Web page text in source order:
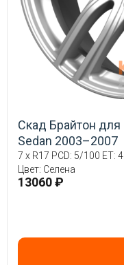
Скад Брайтон для
Sedan 2003–2007
7 x R17 PCD: 5/100 ET:
Цвет: Селена
13060 ₽